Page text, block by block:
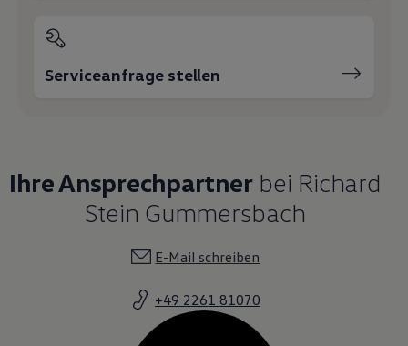
Serviceanfrage stellen
Ihre Ansprechpartnerbei Richard
Stein Gummersbach
E-Mail schreiben
+49 2261 81070